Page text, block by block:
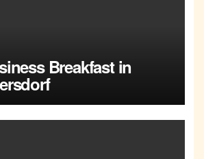
Breakfast in